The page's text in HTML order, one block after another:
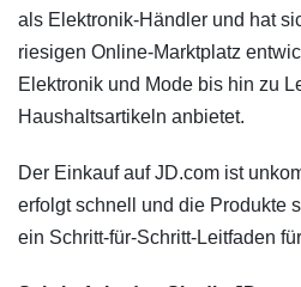
als Elektronik-Händler und hat
riesigen Online-Marktplatz
Elektronik und Mode bis hin zu
Haushaltsartikeln anbietet.
Der Einkauf auf JD.com ist
erfolgt schnell und die Produkte
ein Schritt-für-Schritt-Leitfaden